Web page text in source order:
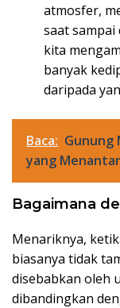
atmosfer,
saat sampai
kita
banyak
daripada
Baca: Gunung
yang
Bagaimana
Menariknya,
biasanya tidak
disebabkan oleh
dibandingkan